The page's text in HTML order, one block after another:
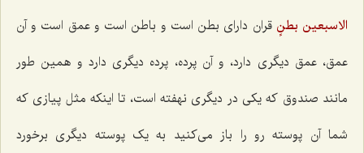
الاسبعین بطنٍ‌ قران دارای بطن است و باطن است و عمق است و آن
عمق، عمق دیگری دارد، و آن پرده، پرده دیگری دارد و همین طور
مانند صندوق که یکی در دیگری نهفته است، تا اینکه مثل پیازی که
شما آن پوسته رو را باز می‌کنید به یک پوسته دیگری برخورد